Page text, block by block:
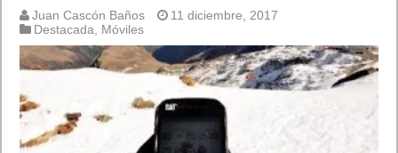
Juan Cascón Baños
11 diciembre, 2017
Destacada
Móviles